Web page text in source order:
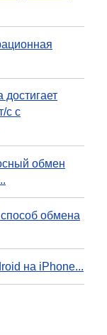
с с
обмен
обмена
на iPhone...